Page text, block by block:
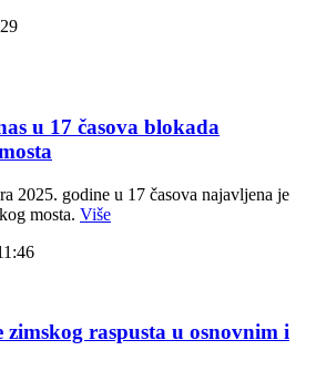
u 17 časova blokada
2025. godine u 17 časova najavljena je
mosta. Više
zimskog raspusta u osnovnim i